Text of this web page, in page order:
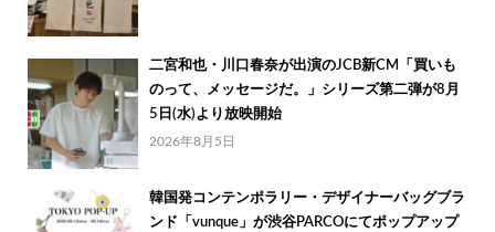
二宮和也・川口春奈が出演のJCB新CM「買いも
のって、メッセージだ。」シリーズ第二弾が8月
5日(水)より放映開始
2026年8月5日
韓国発コンテンポラリー・デザイナーバッグブラ
ンド「vunque」が渋谷PARCOにてポップアップ